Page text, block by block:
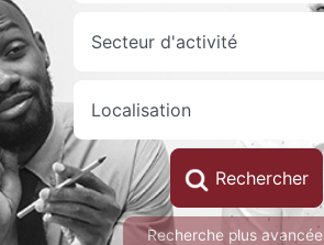
Recherche plus avancée